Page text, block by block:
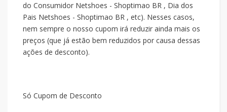
do Consumidor Netshoes - Shoptimao BR , Dia dos
Pais Netshoes - Shoptimao BR , etc). Nesses casos,
nem sempre o nosso cupom irá reduzir ainda mais os
preços (que já estão bem reduzidos por causa dessas
ações de desconto).
Só Cupom de Desconto